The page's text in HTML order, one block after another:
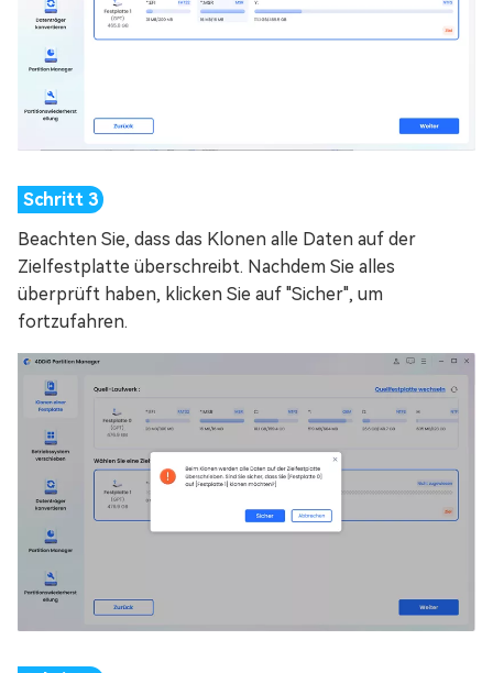
Beachten Sie, dass das Klonen alle Daten auf der
Zielfestplatte überschreibt. Nachdem Sie alles
überprüft haben, klicken Sie auf "Sicher", um
fortzufahren.